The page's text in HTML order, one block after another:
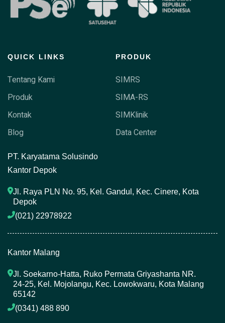
QUICK LINKS
Tentang Kami
Produk
Kontak
Blog
PRODUK
SIMRS
SIMA-RS
SIMKlinik
Data Center
PT. Karyatama Solusindo
Kantor Depok
Jl. Raya PLN No. 95, Kel. Gandul, Kec. Cinere, Kota
Depok
(021) 22978922
Kantor Malang
Jl. Soekarno-Hatta, Ruko Permata Griyashanta NR.
24-25, Kel. Mojolangu, Kec. Lowokwaru, Kota Malang
65142
(0341) 488 890